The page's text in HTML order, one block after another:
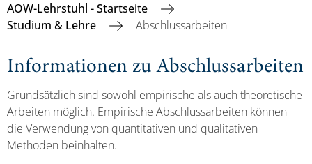
AOW-Lehrstuhl - Startseite
Studium & Lehre
Abschlussarbeiten
Informationen zu Abschlussarbeiten
Grundsätzlich sind sowohl empirische als auch theoretische
Arbeiten möglich. Empirische Abschlussarbeiten können
die Verwendung von quantitativen und qualitativen
Methoden beinhalten.